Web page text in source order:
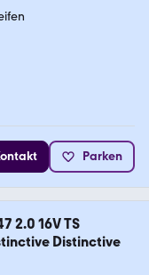
Parken
2.0 16V TS
Distinctive